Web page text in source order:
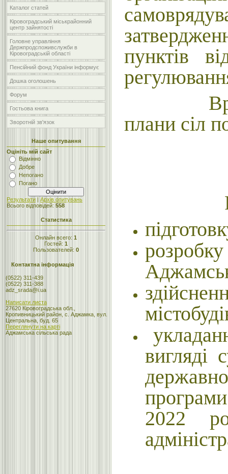
Каталог статей
Кіровоградський міськрайонний
центр зайнятості
Головне управління
Держпродспоживслужби в
Кіровоградській області
Пенсійний фонд України інформує
Дошка оголошень
Форум
Гостьова книга
Зворотній зв'язок
Наше опитування
Оцініть мій сайт
Відмінно
Добре
Непогано
Погано
Результати | Архів опитувань
Всього відповідей: 558
Статистика
Онлайн всего: 1
Гостей: 1
Пользователей: 0
Контактна інформація
(0522) 311-439
(0522) 311-388
adz_srada@i.ua
Написати листа
27620 Кіровоградська обл.,
Кропивницький район, с. Аджамка, вул.
Центральна, буд. 65
Переглянути на карті
Аджамська сільська рада
пунктів
плани сіл
вигляді
2022